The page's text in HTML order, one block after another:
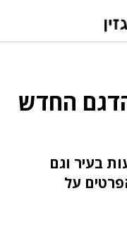
החדש
בעיר וגם
על